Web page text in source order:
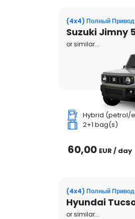
(4x4) Полный Привод
Suzuki Jimny
or similar...
Hybrid (petrol/
2+1 bag(s)
60,00 EUR / day
(4x4) Полный Привод
Hyundai
or similar...